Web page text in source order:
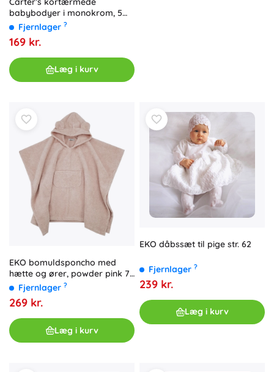
babybodyer i monokrom, 5
stk., str. 56 (NB), til drenge
Fjernlager ?
169 kr.
Læg i kurv
EKO bomuldsponcho med
hætte og ører, powder pink 75
× 120 cm
Fjernlager ?
269 kr.
Læg i kurv
EKO dåbssæt til pige str. 62
Fjernlager ?
239 kr.
Læg i kurv